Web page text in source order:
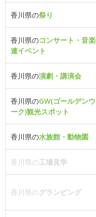
香川県の祭り
香川県のコンサート・音
連イベント
香川県の演劇・講演会
香川県のGW(ゴールデン
ーク)観光スポット
香川県の水族館・動物園
香川県の工場見学
香川県のグランピング